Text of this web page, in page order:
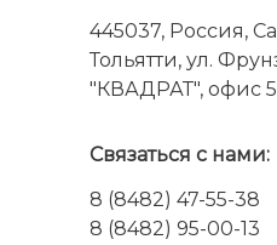
445037, Россия,
Тольятти, ул.
"КВАДРАТ", офис
Связаться с нами:
8 (8482) 47-55-38
8 (8482) 95-00-13